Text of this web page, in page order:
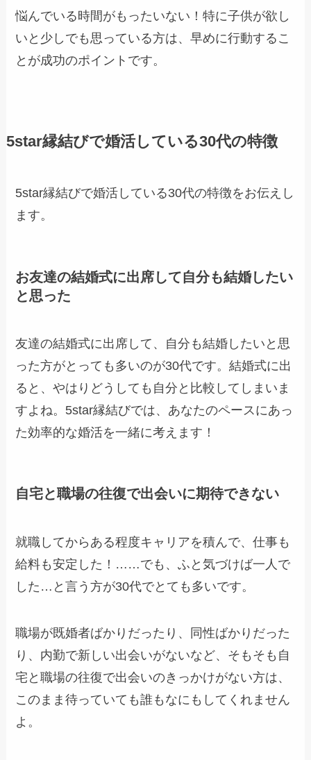
悩んでいる時間がもったいない！特に子供が欲し
いと少しでも思っている方は、早めに行動するこ
とが成功のポイントです。
5star縁結びで婚活している30代の特徴
5star縁結びで婚活している30代の特徴をお伝えし
ます。
お友達の結婚式に出席して自分も結婚したい
と思った
友達の結婚式に出席して、自分も結婚したいと思
った方がとっても多いのが30代です。結婚式に出
ると、やはりどうしても自分と比較してしまいま
すよね。5star縁結びでは、あなたのペースにあっ
た効率的な婚活を一緒に考えます！
自宅と職場の往復で出会いに期待できない
就職してからある程度キャリアを積んで、仕事も
給料も安定した！……でも、ふと気づけば一人で
した…と言う方が30代でとても多いです。
職場が既婚者ばかりだったり、同性ばかりだった
り、内勤で新しい出会いがないなど、そもそも自
宅と職場の往復で出会いのきっかけがない方は、
このまま待っていても誰もなにもしてくれません
よ。